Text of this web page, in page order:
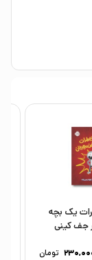
کریتر
یک بچه
جف کینی
تومان